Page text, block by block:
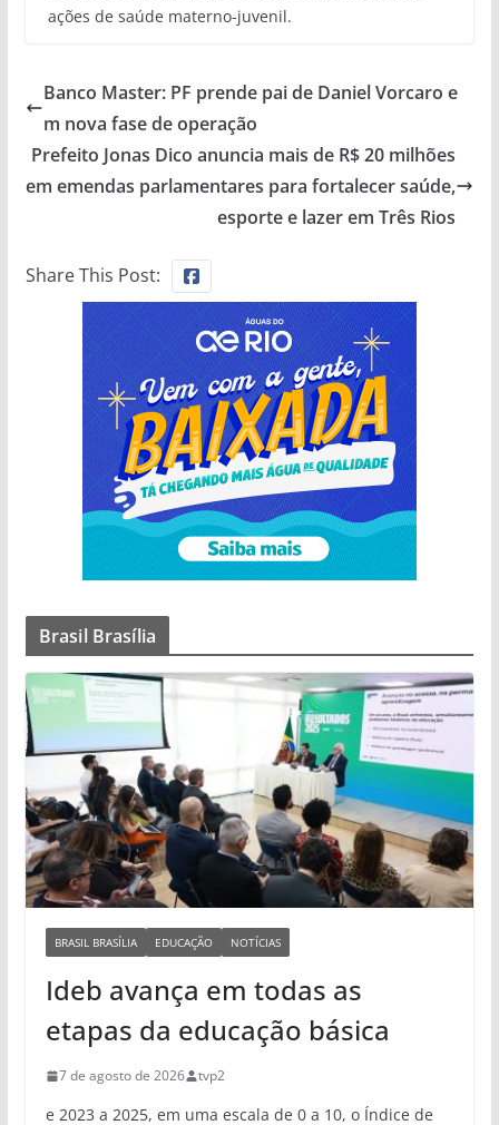
ações de saúde materno-juvenil.
Banco Master: PF prende pai de Daniel Vorcaro e
m nova fase de operação
Prefeito Jonas Dico anuncia mais de R$ 20 milhões
em emendas parlamentares para fortalecer saúde,
esporte e lazer em Três Rios
Share This Post:
Brasil Brasília
BRASIL BRASÍLIA EDUCAÇÃO NOTÍCIAS
Ideb avança em todas as
etapas da educação básica
7 de agosto de 2026 tvp2
e 2023 a 2025, em uma escala de 0 a 10, o Índice de